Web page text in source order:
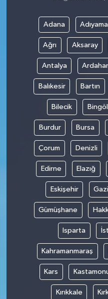
Adana
Ağrı Aksaray
Antalya
Balıkesir Bartın
Bilecik Bingöl
Burdur Bursa
Çorum Denizli
Edirne Elazığ
Eskişehir
Gümüşhane
Isparta
Kahramanmaraş
Kars
Kırıkkale